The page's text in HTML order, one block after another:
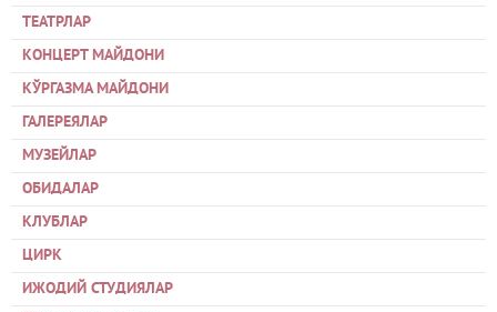
ТЕАТРЛАР
КОНЦЕРТ МАЙДОНИ
КЎРГАЗМА МАЙДОНИ
ГАЛЕРЕЯЛАР
МУЗЕЙЛАР
ОБИДАЛАР
КЛУБЛАР
ЦИРК
ИЖОДИЙ СТУДИЯЛАР